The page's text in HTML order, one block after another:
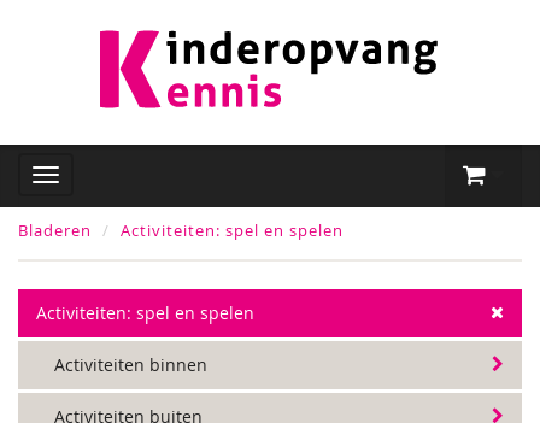
Bladeren Activiteiten: spel en spelen
Activiteiten: spel en spelen
Activiteiten binnen
Activiteiten buiten